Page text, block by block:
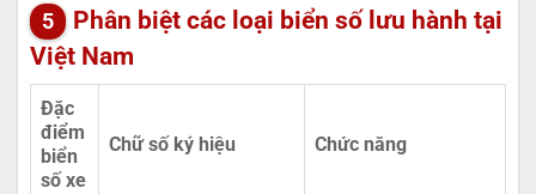
Phân biệt các loại biển số lưu hành tại
Việt Nam
Đặc
điểm
biển
số xe
Chữ số ký hiệu Chức năng